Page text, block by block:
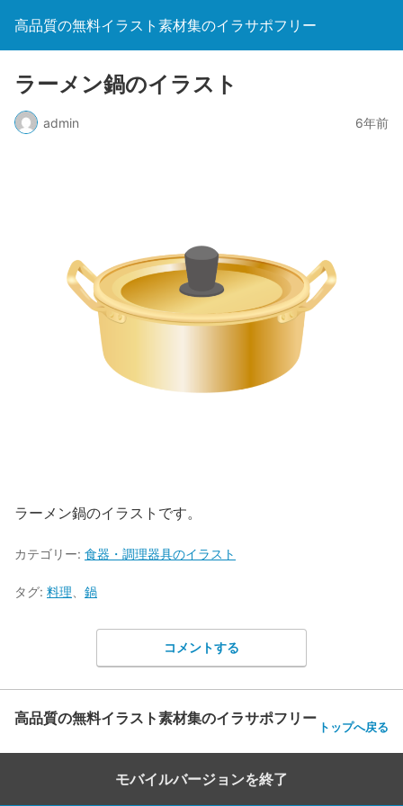
高品質の無料イラスト素材集のイラサポフリー
ラーメン鍋のイラスト
admin 6年前
ラーメン鍋のイラストです。
カテゴリー: 食器・調理器具のイラスト
タグ: 料理 鍋
コメントする
高品質の無料イラスト素材集のイラサポフリー トップへ戻る
モバイルバージョンを終了